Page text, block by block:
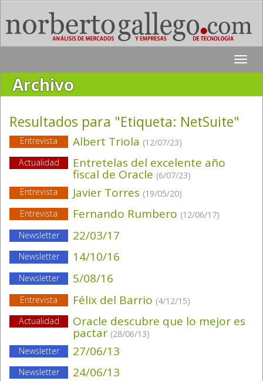
Toggle
Archivo
Resultados para "Etiqueta: NetSuite"
Entrevista Albert Triola (12/07/23)
Actualidad
Entretelas del excelente año
fiscal de Oracle (6/07/23)
Entrevista
Javier Torres (19/05/20)
Entrevista
Fernando Rumbero (12/06/17)
Newsletter
22/03/17
Newsletter 14/10/16
Newsletter 5/08/16
Entrevista Félix del Barrio (4/12/15)
Actualidad
Oracle descubre que lo mejor es
pactar (28/06/13)
Newsletter
27/06/13
Newsletter 24/06/13